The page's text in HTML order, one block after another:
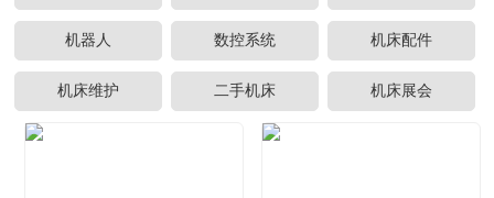
机器人 数控系统 机床配件
机床维护 二手机床 机床展会